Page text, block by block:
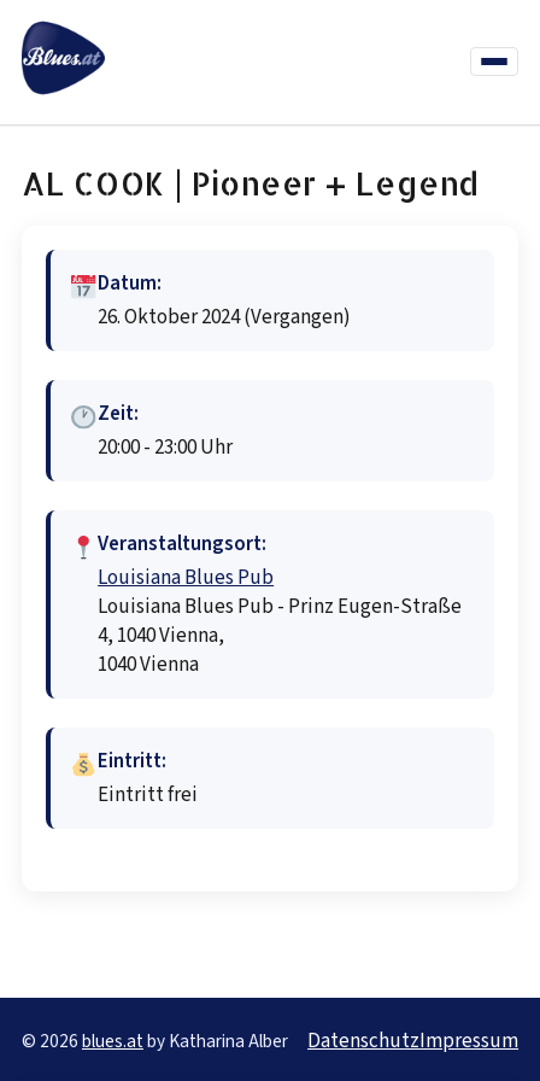
Inhalt
springen
Menü
AL COOK | Pioneer + Legend
Datum:
26. Oktober 2024(Vergangen)
Zeit:
20:00 - 23:00 Uhr
Veranstaltungsort:
Louisiana Blues Pub
Louisiana Blues Pub - Prinz Eugen-Straße
4, 1040 Vienna,
1040 Vienna
Eintritt:
Eintritt frei
© 2026blues.atby Katharina Alber DatenschutzImpressum